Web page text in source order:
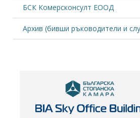
БСК Комерсконсулт ЕООД
Архив (бивши ръководители и